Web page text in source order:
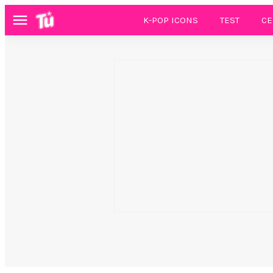
Menú K-POP ICONS TEST